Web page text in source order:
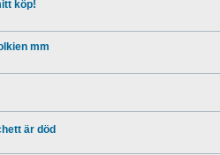
köp!
mm
är död